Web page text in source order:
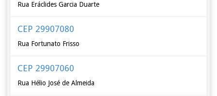
Rua Eráclides Garcia Duarte
CEP 29907080
Rua Fortunato Frisso
CEP 29907060
Rua Hélio José de Almeida